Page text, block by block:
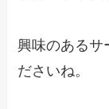
興味のあるサ
ださいね。